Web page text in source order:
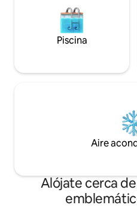
Piscina
Aire
Alójate cerca